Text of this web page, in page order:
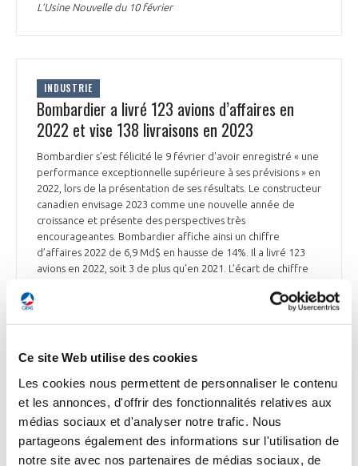
Ce site Web utilise des cookies
Les cookies nous permettent de personnaliser le contenu
et les annonces, d'offrir des fonctionnalités relatives aux
médias sociaux et d'analyser notre trafic. Nous
partageons également des informations sur l'utilisation de
notre site avec nos partenaires de médias sociaux, de
L’Usine Nouvelle du 10 février
INDUSTRIE
Bombardier a livré 123 avions d’affaires en
2022 et vise 138 livraisons en 2023
Bombardier s’est félicité le 9 février d'avoir enregistré « une
performance exceptionnelle supérieure à ses prévisions » en
2022, lors de la présentation de ses résultats. Le constructeur
canadien envisage 2023 comme une nouvelle année de
croissance et présente des perspectives très
encourageantes. Bombardier affiche ainsi un chiffre
d’affaires 2022 de 6,9 Md$ en hausse de 14%. Il a livré 123
avions en 2022, soit 3 de plus qu’en 2021. L’écart de chiffre
des avions livrés, et au succès commercial du Global 7500, le
une expansion du réseau de centres de services et de son
personnel qualifié, ce dynamisme des livraisons nourrira le
chiffre d'affaires, qui pourrait gagner 10% à 7,6 Md$. Enfin,
Bombardier table sur un résultat 2023 de plus de 1,125 Md$
en 2023, ce qui représente une hausse de 21% par rapport à
celui de 2022.